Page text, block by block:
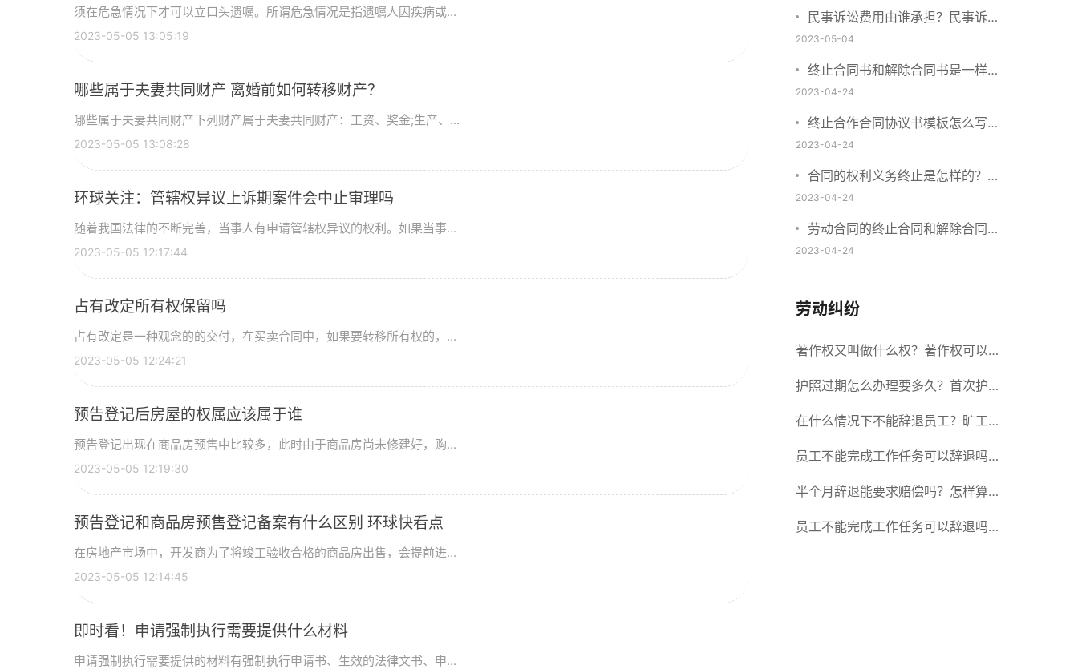
须在危急情况下才可以立口头遗嘱。所谓危急情况是指遗嘱人因疾病或...
2023-05-05 13:05:19
哪些属于夫妻共同财产 离婚前如何转移财产？
哪些属于夫妻共同财产下列财产属于夫妻共同财产：工资、奖金;生产、...
2023-05-05 13:08:28
环球关注：管辖权异议上诉期案件会中止审理吗
随着我国法律的不断完善，当事人有申请管辖权异议的权利。如果当事...
2023-05-05 12:17:44
占有改定所有权保留吗
占有改定是一种观念的的交付，在买卖合同中，如果要转移所有权的，...
2023-05-05 12:24:21
预告登记后房屋的权属应该属于谁
预告登记出现在商品房预售中比较多，此时由于商品房尚未修建好，购...
2023-05-05 12:19:30
预告登记和商品房预售登记备案有什么区别 环球快看点
在房地产市场中，开发商为了将竣工验收合格的商品房出售，会提前进...
2023-05-05 12:14:45
即时看！申请强制执行需要提供什么材料
申请强制执行需要提供的材料有强制执行申请书、生效的法律文书、申...
标准是什么？
民事诉讼费用由谁承担？民事诉讼
费用收取标准2023
2023-05-04
终止合同书和解除合同书是一样的
吗？提前终止合同算不算违约？
2023-04-24
终止合作合同协议书模板怎么写？
合同违约诉讼流程是怎样的？
2023-04-24
合同的权利义务终止是怎样的？合
同违约如何终止合同？
2023-04-24
劳动合同的终止合同和解除合同的
区别是什么？起诉合同纠纷流程是
2023-04-24
劳动纠纷
著作权又叫做什么权？著作权可以继
承吗？
护照过期怎么办理要多久？首次护照
有效期是多久？
在什么情况下不能辞退员工？旷工辞
退有经济补偿金吗？
员工不能完成工作任务可以辞退吗？
旷工辞退有经济补偿金吗？
半个月辞退能要求赔偿吗？怎样算是
属于违法辞退？
员工不能完成工作任务可以辞退吗？